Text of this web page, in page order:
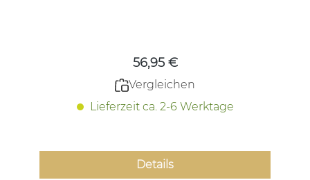
56,95 €
Vergleichen
Lieferzeit ca. 2-6 Werktage
Details